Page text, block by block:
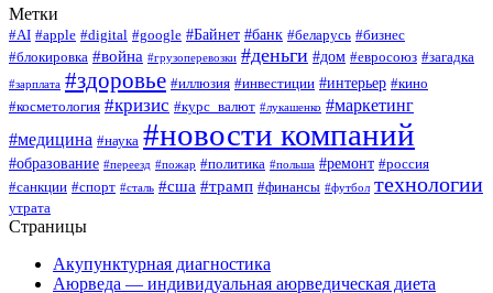
Метки
#AI #apple #digital #google #Байнет #банк #беларусь #бизнес
#блокировка #война #грузоперевозки #деньги #дом #евросоюз #загадка
#зарплата #здоровье #иллюзия #инвестиции #интерьер #кино
#косметология #кризис #курс_валют #лукашенко #маркетинг
#медицина #наука #новости компаний
#образование #переезд #пожар #политика #польша #ремонт #россия
#санкции #спорт #сталь #сша #трамп #финансы #футбол технологии
утрата
Страницы
Акупунктурная диагностика
Аюрведа — индивидуальная аюрведическая диета